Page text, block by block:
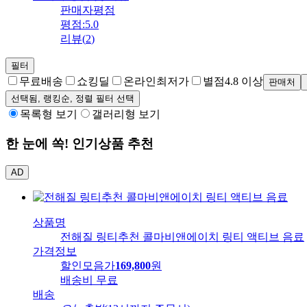
판매자평점
평점:5.0
리뷰(2)
필터
무료배송 쇼킹딜 온라인최저가 별점4.8 이상 판매처
선택됨, 랭킹순 , 정렬 필터 선택
목록형 보기 갤러리형 보기
한 눈에 쏙! 인기상품 추천
AD
상품명
전해질 링티추천 콜마비앤에이치 링티 액티브 음료
가격정보
할인모음가169,800원
배송비
무료
배송